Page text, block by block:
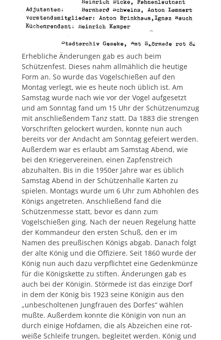
Erhebliche Änderungen gab es auch beim
Schützenfest. Dieses nahm allmählich die heutige
Form an. So wurde das Vogelschießen auf den
Montag verlegt, wie es heute noch üblich ist. Am
Samstag wurde nach wie vor der Vogel aufgesetzt
und am Sonntag fand um 15 Uhr der Schützenumzug
mit anschließendem Tanz statt. Da 1883 die strengen
Vorschriften gelockert wurden, konnte nun auch
bereits vor der Andacht am Sonntag gefeiert werden.
Außerdem war es erlaubt am Samstag Abend, wie
bei den Kriegervereinen, einen Zapfenstreich
abzuhalten. Bis in die 1950er Jahre war es üblich
Samstag Abend in der Schützenhalle Karten zu
spielen. Montags wurde um 6 Uhr zum Abhohlen des
Königs angetreten. Anschließend fand die
Schützenmesse statt, bevor es dann zum
Vogelschießen ging. Nach der neuen Regelung hatte
der Kommandeur den ersten Schuß, den er im
Namen des preußischen Königs abgab. Danach folgt
der alte König und die Offiziere. Seit 1860 wurde der
König nun auch dazu verpflichtet eine Gedenkmünze
für die Königskette zu stiften. Änderungen gab es
auch bei der Königin. Störmede ist das einzige Dorf
in dem der König bis 1923 seine Königin aus den
„unbescholtenen Jungfrauen des Dorfes“ wählen
mußte. Außerdem konnte die Königin von nun an
durch einige Hofdamen, die als Abzeichen eine rot-
weiße Schleife trungen, begleitet werden. König und